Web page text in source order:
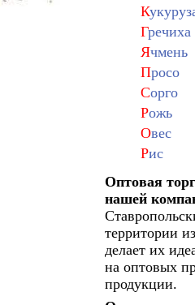
К
Гречиха
Ячмень
Просо
Сорго
Рожь
Овес
Рис
Оптовая
нашей
территории
делает их
на оптовых
продукции.